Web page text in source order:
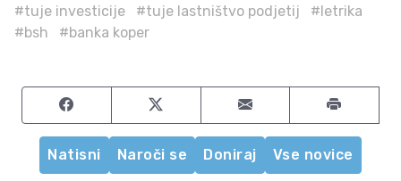
#tuje investicije
#tuje lastništvo podjetij
#letrika
#bsh
#banka koper
Share on FacebookShare on TwitterShare by email
Natisni Naroči se Doniraj Vse novice